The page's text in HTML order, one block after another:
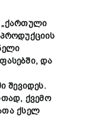
„ქართული
პროდუქციის
ფასებში,და
შევიდეს.
, ქვემო
ქსელ